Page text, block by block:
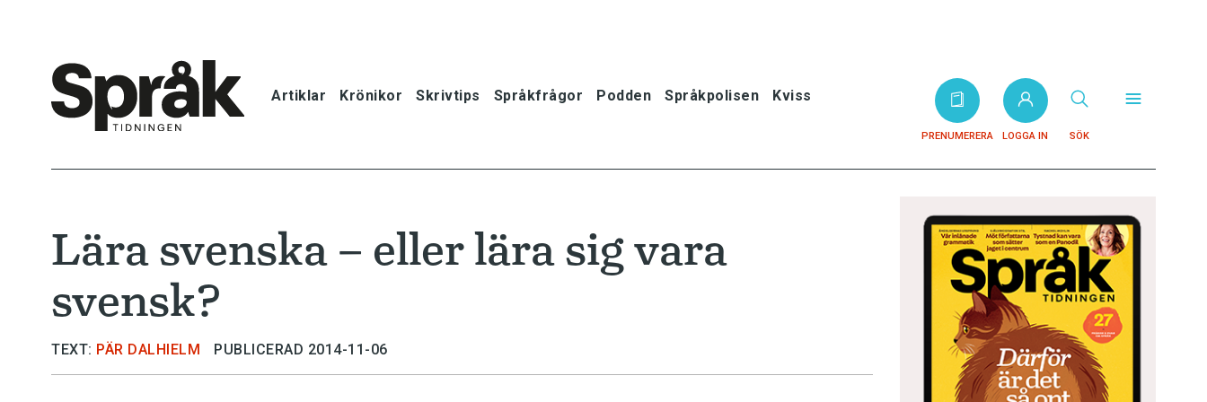
Artiklar Krönikor Skrivtips Språkfrågor Podden Språkpolisen Kviss
PRENUMERERA LOGGA IN SÖK
Krönikor
Skrivtips
Lära svenska – eller lära sig vara
svensk?
TEXT: PÄR DALHIELM PUBLICERAD 2014-11-06